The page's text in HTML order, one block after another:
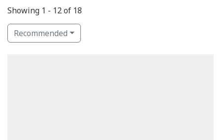
Showing 1 - 12 of 18
Recommended